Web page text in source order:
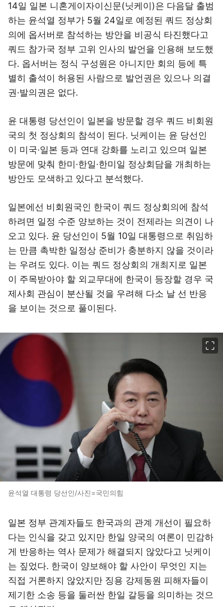
14일 일본 니혼게이자이신문(닛케이)은 다음달 출범
하는 윤석열 정부가 5월 24일로 예정된 쿼드 정상회
의에 옵서버로 참석하는 방안을 비공식 타진했다고
쿼드 참가국 정부 고위 인사의 발언을 인용해 보도했
다. 옵서버는 정식 구성원은 아니지만 회의 등에 특
별히 출석이 허용된 사람으로 발언권은 있으나 의결
권·발의권은 없다.
윤 대통령 당선인이 일본을 방문할 경우 쿼드 비회원
국의 첫 정상회의 참석이 된다. 닛케이는 윤 당선인
이 미국·일본 등과 연대 강화를 노리고 있으며 일본
방문에 맞춰 한미·한일·한미일 정상회담을 개최하는
방안도 모색하고 있다고 분석했다.
일본에선 비회원국인 한국이 쿼드 정상회의에 참석
하려면 일정 수준 양보하는 것이 전제라는 의견이 나
오고 있다. 윤 당선인이 5월 10일 대통령으로 취임하
는 만큼 촉박한 일정상 준비가 충분하지 않을 것이라
는 우려도 있다. 이는 쿼드 정상회의 개최지로 일본
이 주목받아야 할 외교무대에 한국이 등장할 경우 국
제사회 관심이 분산될 것을 우려해 다소 날 선 반응
을 보이는 것으로 풀이된다.
윤석열 대통령 당선인/사진=국민의힘
일본 정부 관계자들도 한국과의 관계 개선이 필요하
다는 인식을 갖고 있지만 한일 양국의 여론이 민감하
게 반응하는 역사 문제가 해결되지 않았다고 닛케이
는 짚었다. 한국이 양보해야 할 사안이 무엇인 지는
직접 거론하지 않았지만 징용 강제동원 피해자들이
제기한 소송 등을 둘러싼 한일 갈등을 의미하는 것으